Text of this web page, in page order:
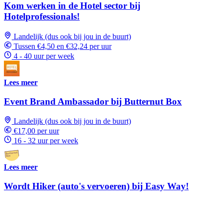
Kom werken in de Hotel sector bij
Hotelprofessionals!
Landelijk (dus ook bij jou in de buurt)
Tussen €4,50 en €32,24 per uur
4 - 40 uur per week
Lees meer
Event Brand Ambassador bij Butternut Box
Landelijk (dus ook bij jou in de buurt)
€17,00 per uur
16 - 32 uur per week
Lees meer
Wordt Hiker (auto's vervoeren) bij Easy Way!